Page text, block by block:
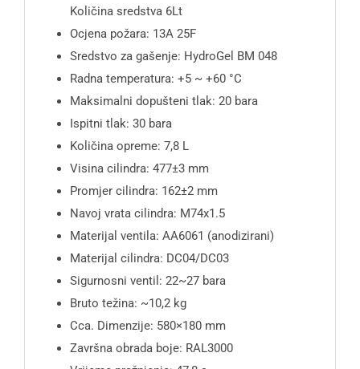
Količina sredstva 6Lt
Ocjena požara: 13A 25F
Sredstvo za gašenje: HydroGel BM 048
Radna temperatura: +5 ~ +60 °C
Maksimalni dopušteni tlak: 20 bara
Ispitni tlak: 30 bara
Količina opreme: 7,8 L
Visina cilindra: 477±3 mm
Promjer cilindra: 162±2 mm
Navoj vrata cilindra: M74x1.5
Materijal ventila: AA6061 (anodizirani)
Materijal cilindra: DC04/DC03
Sigurnosni ventil: 22~27 bara
Bruto težina: ~10,2 kg
Cca. Dimenzije: 580×180 mm
Završna obrada boje: RAL3000